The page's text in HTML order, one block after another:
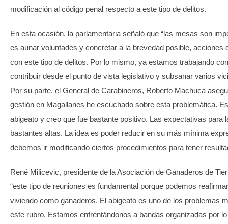
modificación al código penal respecto a este tipo de delitos.
En esta ocasión, la parlamentaria señaló que “las mesas son
es aunar voluntades y concretar a la brevedad posible, acciones
con este tipo de delitos. Por lo mismo, ya estamos trabajando
contribuir desde el punto de vista legislativo y subsanar varios
Por su parte, el General de Carabineros, Roberto Machuca
gestión en Magallanes he escuchado sobre esta problemática.
abigeato y creo que fue bastante positivo. Las expectativas para
bastantes altas. La idea es poder reducir en su más mínima
debemos ir modificando ciertos procedimientos para tener
René Milicevic, presidente de la Asociación de Ganaderos de
“este tipo de reuniones es fundamental porque podemos
viviendo como ganaderos. El abigeato es uno de los problemas
este rubro. Estamos enfrentándonos a bandas organizadas por